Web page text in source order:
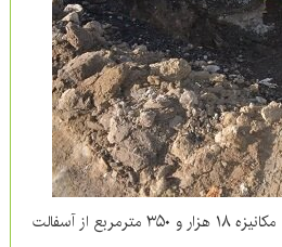
قلی پور در ادامه گفت: لکه‌گیری مکانیزه ۵۵ هزار مترمربع و تراش و روکش مکانیزه ۱۸ هزار و ۳۵۰ مترمربع از آسفالت